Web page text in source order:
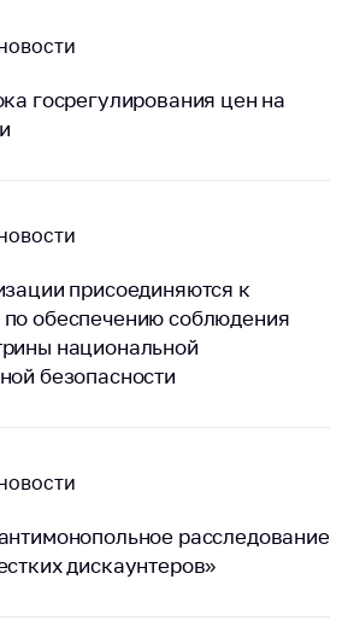
по
и
госрегулирования цен на
присоединяются к
обеспечению соблюдения
национальной
безопасности
расследование
дискаунтеров»